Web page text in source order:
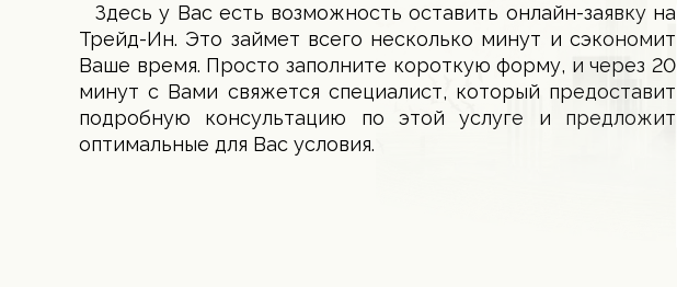
Здесь у Вас есть возможность оставить онлайн-заявку на
Трейд-Ин. Это займет всего несколько минут и сэкономит
Ваше время. Просто заполните короткую форму, и через 20
минут с Вами свяжется специалист, который предоставит
подробную консультацию по этой услуге и предложит
оптимальные для Вас условия.